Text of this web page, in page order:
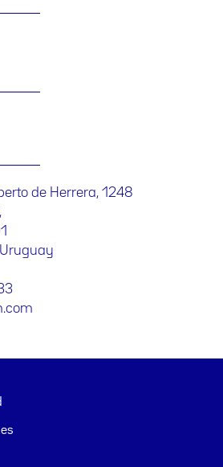
de Herrera, 1248